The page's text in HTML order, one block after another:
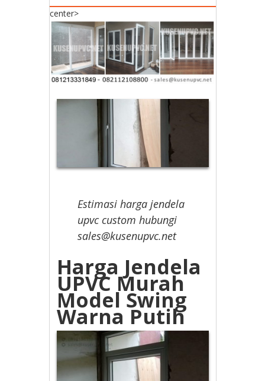
center>
Estimasi harga jendela
upvc custom hubungi
sales@kusenupvc.net
Harga Jendela
UPVC Murah
Model Swing
Warna Putih